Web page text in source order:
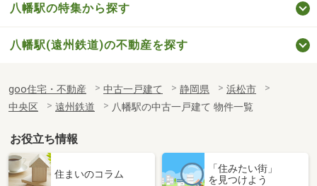
八幡駅の特集から探す
八幡駅(遠州鉄道)の不動産を探す
goo住宅・不動産 中古一戸建て 静岡県
浜松市
中央区
遠州鉄道 八幡駅の中古一戸建て 物件一覧
お役立ち情報
住まいのコラム
「住みたい街」
を見つけよう